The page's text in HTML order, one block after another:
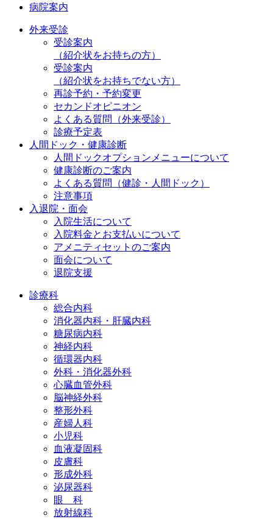
病院案内
外来受診
受診案内
（紹介状をお持ちの方）
受診案内
（紹介状をお持ちでない方）
再診予約・予約変更
セカンドオピニオン
よくある質問（外来受診）
診療予定表
人間ドック・健康診断
人間ドックオプションメニューについて
健康診断のご案内
よくある質問（健診・人間ドック）
注意事項
入退院・面会
入院生活について
入院料金とお支払いについて
アメニティセットのご案内
面会について
退院支援
診療科
総合内科
消化器内科・肝臓内科
糖尿病内科
神経内科
循環器内科
外科・消化器外科
心臓血管外科
脳神経外科
整形外科
産婦人科
小児科
血液凝固科
皮膚科
形成外科
泌尿器科
眼 科
放射線科